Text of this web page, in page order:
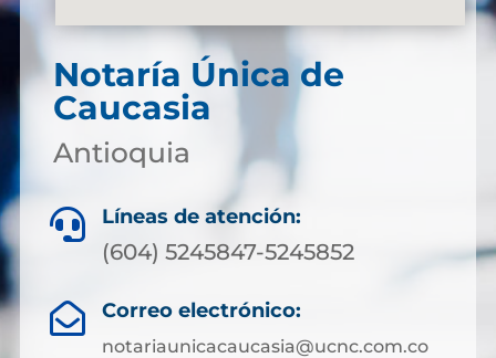
Notaría Única de
Caucasia
Antioquia
 Líneas de atención:
(604) 5245847-5245852
 Correo electrónico:
notariaunicacaucasia@ucnc.com.co